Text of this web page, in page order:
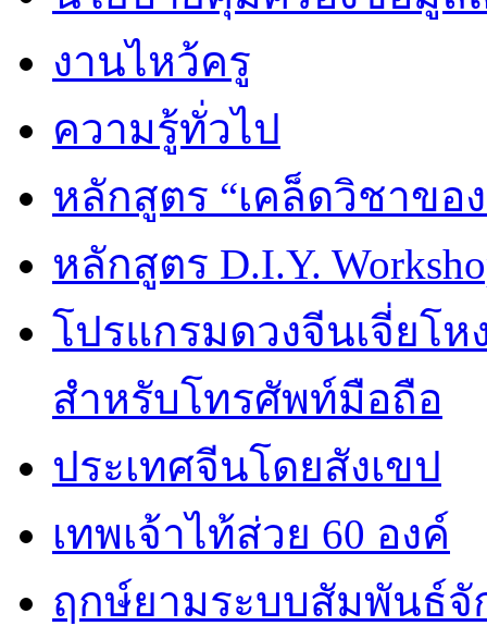
งานไหว้ครู
ความรู้ทั่วไป
หลักสูตร “เคล็ดวิชาขอ
หลักสูตร D.I.Y.
โปรแกรมดวงจีนเจี่ยโห
สำหรับโทรศัพท์มือถือ
ประเทศจีนโดยสังเขป
เทพเจ้าไท้ส่วย 60 องค์
ฤกษ์ยามระบบสัมพันธ์จั